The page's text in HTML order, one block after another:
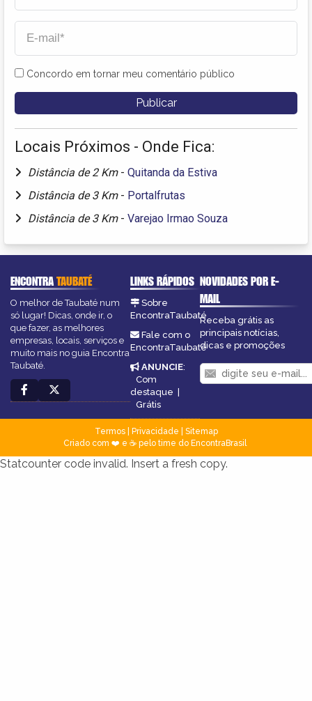
Concordo em tornar meu comentário público
Locais Próximos - Onde Fica:
Distância de 2 Km - Quitanda da Estiva
Distância de 3 Km - Portalfrutas
Distância de 3 Km - Varejao Irmao Souza
ENCONTRATAUBATÉ
O melhor de Taubaté num
só lugar! Dicas, onde ir, o
que fazer, as melhores
empresas, locais, serviços e
muito mais no guia Encontra
Taubaté.
LINKS RÁPIDOS
Sobre
EncontraTaubaté
Fale com o
EncontraTaubaté
ANUNCIE:
Com
destaque |
Grátis
NOVIDADES POR E-
MAIL
Receba grátis as
principais notícias,
dicas e promoções
Termos| Privacidade
Sitemap
Criado com ❤️ e ☕ pelo time do EncontraBrasil
Statcounter code invalid. Insert a fresh copy.